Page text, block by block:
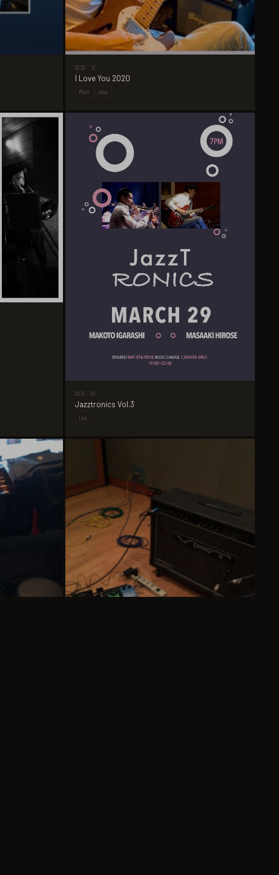
2020 · 12
I Love You 2020
Music Loop
2019 · 03
Jazztronics Vol.3
Live